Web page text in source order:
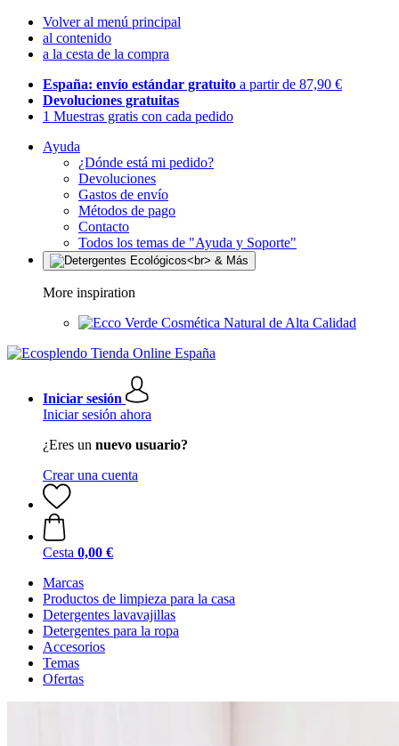
Volver al menú principal
al contenido
a la cesta de la compra
España: envío estándar gratuito a partir de 87,90 €
Devoluciones gratuitas
1 Muestras gratis con cada pedido
Ayuda
¿Dónde está mi pedido?
Devoluciones
Gastos de envío
Métodos de pago
Contacto
Todos los temas de "Ayuda y Soporte"
More inspiration
Cosmética Natural de Alta Calidad
Iniciar sesión
Iniciar sesión ahora
¿Eres un nuevo usuario?
Crear una cuenta
Cesta 0,00 €
Marcas
Productos de limpieza para la casa
Detergentes lavavajillas
Detergentes para la ropa
Accesorios
Temas
Ofertas